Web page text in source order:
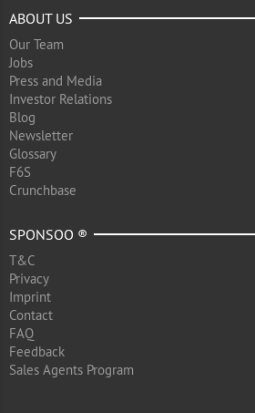
ABOUT US
Our Team
Jobs
Press and Media
Investor Relations
Blog
Newsletter
Glossary
F6S
Crunchbase
SPONSOO ®
T&C
Privacy
Imprint
Contact
FAQ
Feedback
Sales Agents Program